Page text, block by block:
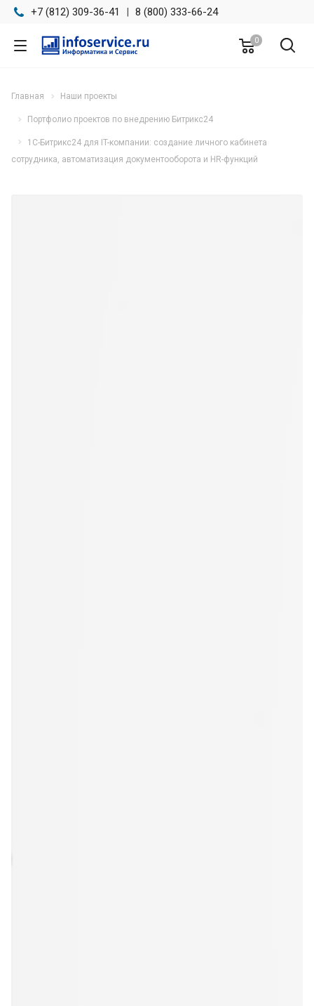
+7 (812) 309-36-41 | 8 (800) 333-66-24
0
Главная Наши проекты
Портфолио проектов по внедрению Битрикс24
1С-Битрикс24 для IT-компании: создание личного кабинета
сотрудника, автоматизация документооборота и HR-функций